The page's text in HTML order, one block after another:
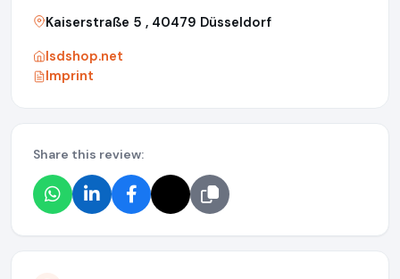
Kaiserstraße 5 , 40479 Düsseldorf
lsdshop.net
Imprint
Share this review: